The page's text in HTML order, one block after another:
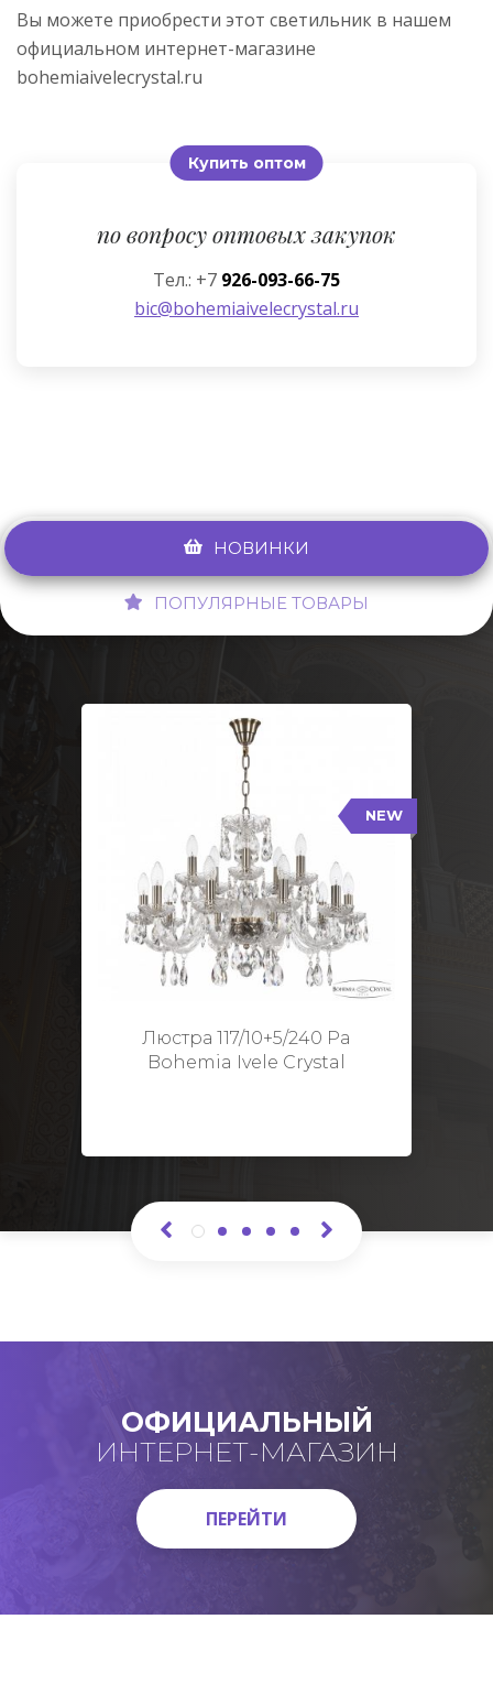
Вы можете приобрести этот светильник в нашем
официальном интернет-магазине
bohemiaivelecrystal.ru
Купить оптом
по вопросу оптовых закупок
Тел.: +7 926-093-66-75
bic@bohemiaivelecrystal.ru
НОВИНКИ
ПОПУЛЯРНЫЕ ТОВАРЫ
NEW
Люстра 117/10+5/240 Pa
Bohemia Ivele Crystal
117/10+5/240 Pa
Тип: Стеклянный рожок
Цвет арматуры: Патина/
Кол-во ламп: 15
Диаметр: 70 см
ОФИЦИАЛЬНЫЙ
ИНТЕРНЕТ-МАГАЗИН
ПЕРЕЙТИ
ПЕРЕЙТИ